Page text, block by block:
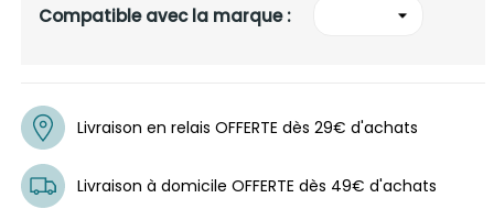
Compatible avec la marque :
Livraison en relais OFFERTE dès 29€ d'achats
Livraison à domicile OFFERTE dès 49€ d'achats